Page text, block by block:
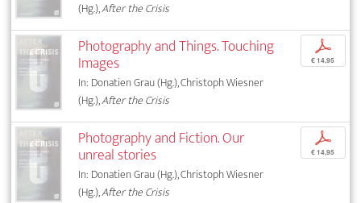
(Hg.),After the Crisis
Photography and Things. Touching
Images
In: Donatien Grau (Hg.), Christoph Wiesner
(Hg.),After the Crisis
p
€ 14,95
Photography and Fiction. Our
unreal stories
In: Donatien Grau (Hg.), Christoph Wiesner
(Hg.),After the Crisis
p
€ 14,95